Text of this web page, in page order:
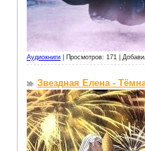
Аудиокниги Просмотров: 171 |
Звездная Елена -